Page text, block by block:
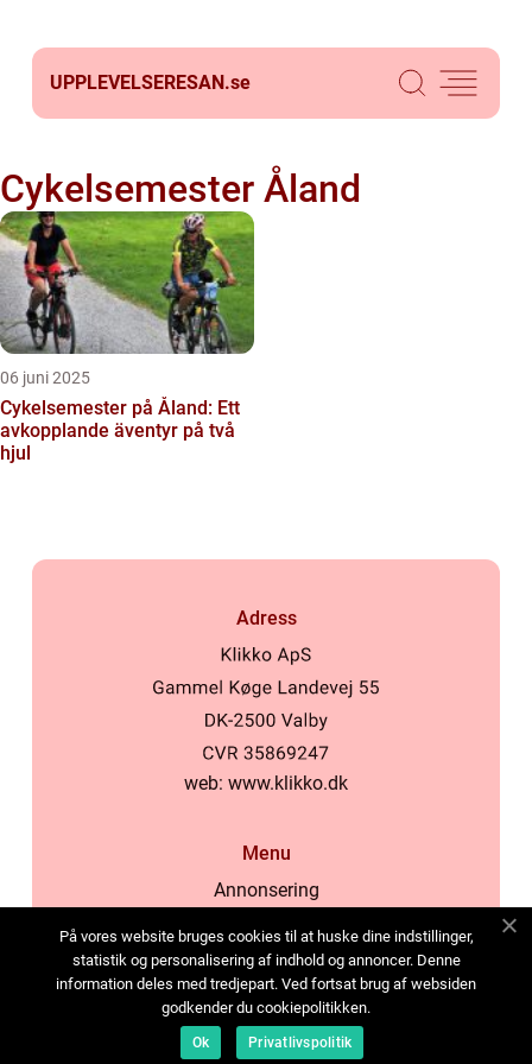
UPPLEVELSERESAN.se
Cykelsemester Åland
06 juni 2025
Cykelsemester på Åland: Ett
avkopplande äventyr på två
hjul
Adress
web: www.klikko.dk
Menu
Annonsering
Cookies
Kontakta oss
Sitemap
På vores website bruges cookies til at huske dine indstillinger,
statistik og personalisering af indhold og annoncer. Denne
information deles med tredjepart. Ved fortsat brug af websiden
godkender du cookiepolitikken.
Ok Privatlivspolitik